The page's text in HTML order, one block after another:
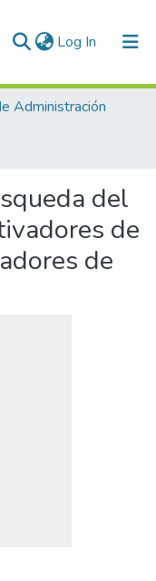
Log In (current)
Administración
del
de
de